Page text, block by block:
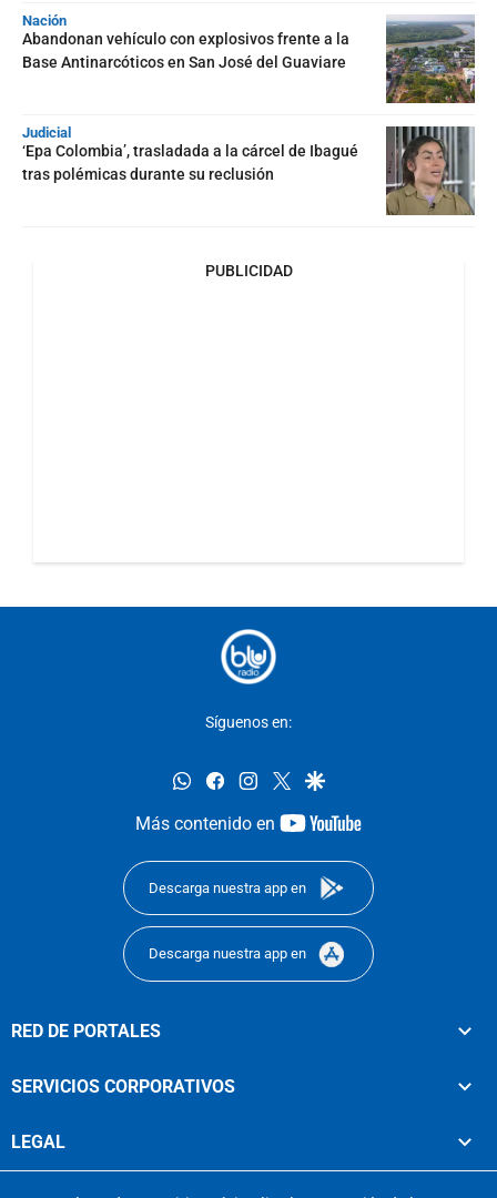
Nación
Abandonan vehículo con explosivos frente a la
Base Antinarcóticos en San José del Guaviare
Judicial
‘Epa Colombia’, trasladada a la cárcel de Ibagué
tras polémicas durante su reclusión
PUBLICIDAD
Síguenos en:
whatsappfacebookinstagram
twittergoogle
Más contenido en
youtube-
Descarga nuestra app en
Descarga nuestra app en
RED DE PORTALES
SERVICIOS CORPORATIVOS
LEGAL